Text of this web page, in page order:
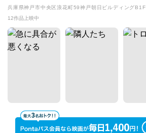
兵庫県神戸市中央区浪花町59神戸朝日ビルディングB1F
12作品上映中